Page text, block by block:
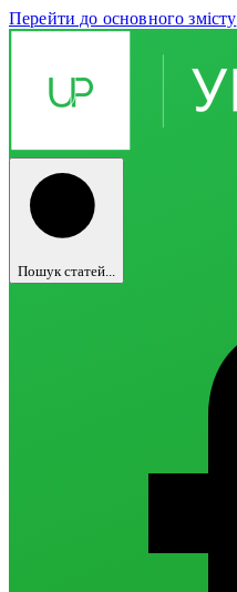
Перейти до основного змісту
Пошук статей...